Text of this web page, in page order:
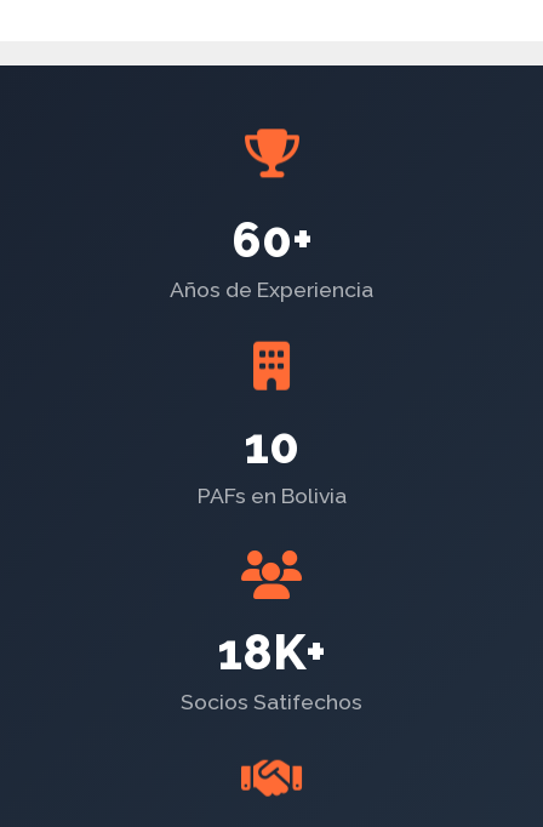
60+
Años de Experiencia
10
PAFs en Bolivia
18K+
Socios Satifechos